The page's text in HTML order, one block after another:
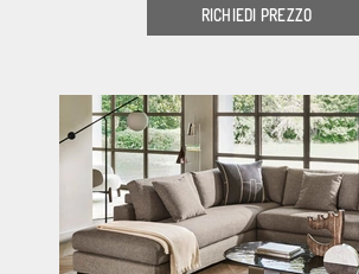
RICHIEDI PREZZO